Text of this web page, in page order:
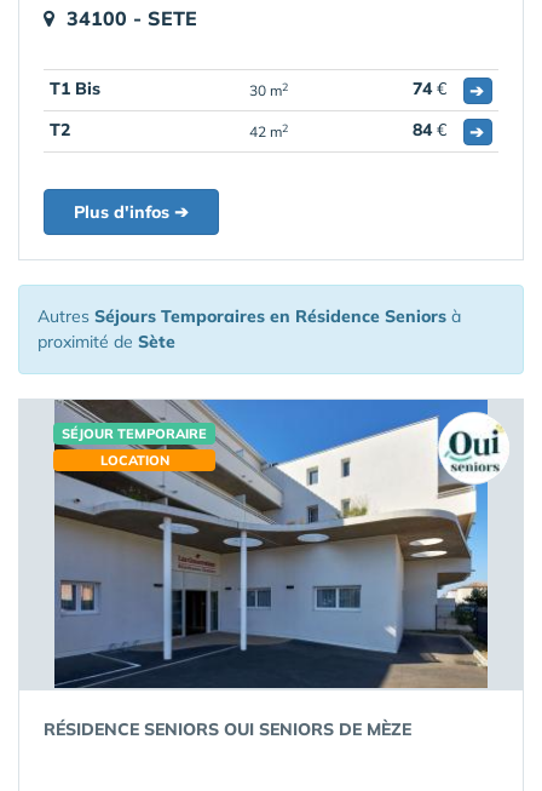
34100 - SETE
T1 Bis 30 m2 74€
➔
T2
42 m2 84€ ➔
Plus d'infos ➔
Autres Séjours Temporaires en Résidence Seniors à
proximité de Sète
SÉJOUR TEMPORAIRE
LOCATION
RÉSIDENCE SENIORS OUI SENIORS DE MÈZE